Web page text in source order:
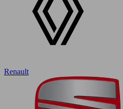
Renault